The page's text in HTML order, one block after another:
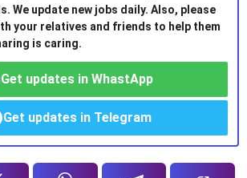
We update new jobs daily. Also, please
your relatives and friends to help them
is caring.
Get updates in WhastApp
Get updates in Telegram